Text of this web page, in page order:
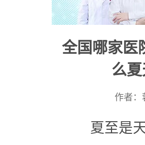
全国哪家医
么
作者：
夏至是